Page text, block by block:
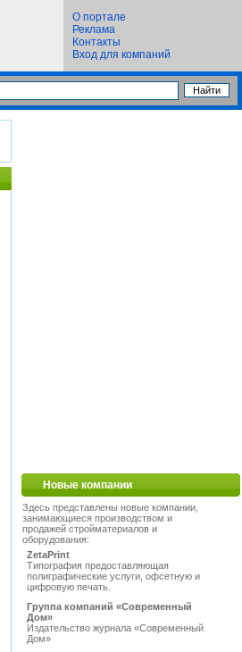
О портале
Реклама
Контакты
Вход для компаний
Новые компании
Здесь представлены новые компании,
занимающиеся производством и
продажей стройматериалов и
оборудования:
ZetaPrint
Типография предоставляющая
полиграфические услуги, офсетную и
цифровую печать.
Группа компаний «Современный
Дом»
Издательство журнала «Современный
Дом»